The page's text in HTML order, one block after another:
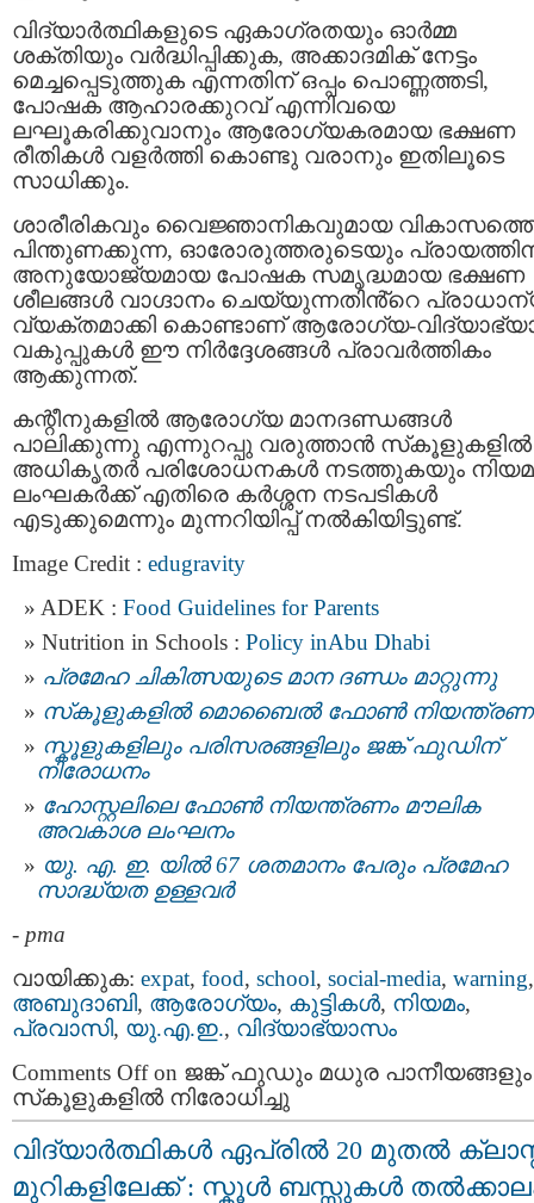
വിദ്യാർത്ഥികളുടെ ഏകാഗ്രതയും ഓർമ്മ
ശക്തിയും വർദ്ധിപ്പിക്കുക, അക്കാദമിക് നേട്ടം
മെച്ചപ്പെടുത്തുക എന്നതിന് ഒപ്പം പൊണ്ണത്തടി,
പോഷക ആഹാരക്കുറവ് എന്നിവയെ
ലഘൂകരിക്കുവാനും ആരോഗ്യകരമായ ഭക്ഷണ
രീതികൾ വളർത്തി കൊണ്ടു വരാനും ഇതിലൂടെ
സാധിക്കും.
ശാരീരികവും വൈജ്ഞാനികവുമായ
പിന്തുണക്കുന്ന, ഓരോരുത്തരുടെയും
അനുയോജ്യമായ പോഷക സമൃദ്ധമായ ഭക്ഷണ
ശീലങ്ങൾ വാഗ്ദാനം ചെയ്യുന്നതിൻ്റെ
വ്യക്തമാക്കി കൊണ്ടാണ് ആരോഗ്യ-
വകുപ്പുകൾ ഈ നിർദ്ദേശങ്ങൾ പ്രാവർത്തികം
ആക്കുന്നത്.
കന്റീനുകളിൽ ആരോഗ്യ മാനദണ്ഡങ്ങൾ
പാലിക്കുന്നു എന്നുറപ്പു വരുത്താൻ സ്‌കൂളുകളിൽ
അധികൃതർ പരിശോധനകൾ നടത്തുകയും നിയമ
ലംഘകർക്ക് എതിരെ കർശ്ശന നടപടികൾ
എടുക്കുമെന്നും മുന്നറിയിപ്പ് നൽകിയിട്ടുണ്ട്.
Image Credit : edugravity
ADEK : Food Guidelines for Parents
Nutrition in Schools : Policy inAbu Dhabi
പ്രമേഹ ചികിത്സയുടെ മാന ദണ്ഡം മാറ്റുന്നു
സ്‌കൂളുകളിൽ മൊബൈൽ ഫോൺ
സ്കൂളുകളിലും പരിസരങ്ങളിലും ജങ്ക് ഫുഡിന്
നിരോധനം
ഹോസ്റ്റലിലെ ഫോണ്‍ നിയന്ത്രണം മൗലിക
അവകാശ ലംഘനം
യു. എ. ഇ. യില്‍ 67 ശതമാനം പേരും പ്രമേഹ
സാദ്ധ്യത ഉള്ളവർ
- pma
വായിക്കുക: expat, food, school, social-media, warning,
അബുദാബി, ആരോഗ്യം, കുട്ടികള്‍, നിയമം,
പ്രവാസി, യു.എ.ഇ., വിദ്യാഭ്യാസം
Comments Offon ജങ്ക് ഫുഡും മധുര പാനീയങ്ങളും
സ്‌കൂളുകളിൽ നിരോധിച്ചു
വിദ്യാർത്ഥികൾ ഏപ്രിൽ 20 മുതൽ
മുറികളിലേക്ക് : സ്കൂള്‍ ബസ്സുകള്‍